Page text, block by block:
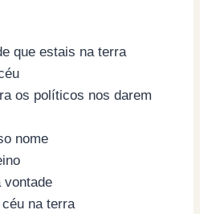
que estais na terra
os políticos nos darem
nome
vontade
na terra